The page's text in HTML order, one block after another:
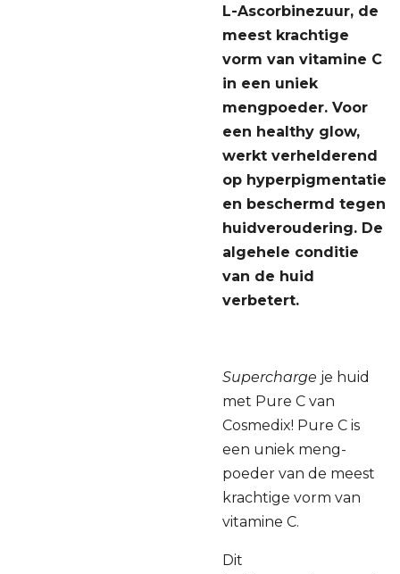
L-Ascorbinezuur, de
meest krachtige
vorm van vitamine C
in een uniek
mengpoeder. Voor
een healthy glow,
werkt verhelderend
op hyperpigmentatie
en beschermd tegen
huidveroudering. De
algehele conditie
van de huid
verbetert.
Supercharge je huid
met Pure C van
Cosmedix! Pure C is ​​
een uniek meng-
poeder van de meest
krachtige vorm van
vitamine C.
Dit